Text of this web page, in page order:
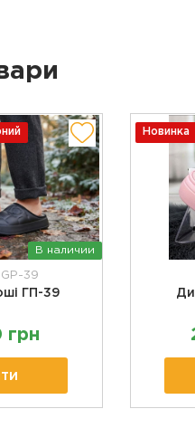
В наличии
39
ГП-39
грн
Новинка